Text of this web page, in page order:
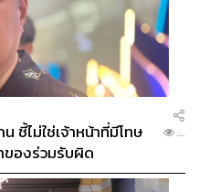
ชี้ไม่ใช่เจ้าหน้าที่มีโทษ
ของร่วมรับผิด
...